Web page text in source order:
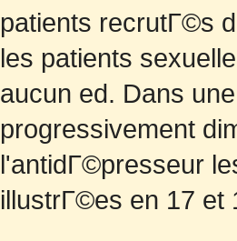
patients recrutГ©s
les patients
aucun ed. Dans
progressivement
l'antidГ©presseur
illustrГ©es en 17 et